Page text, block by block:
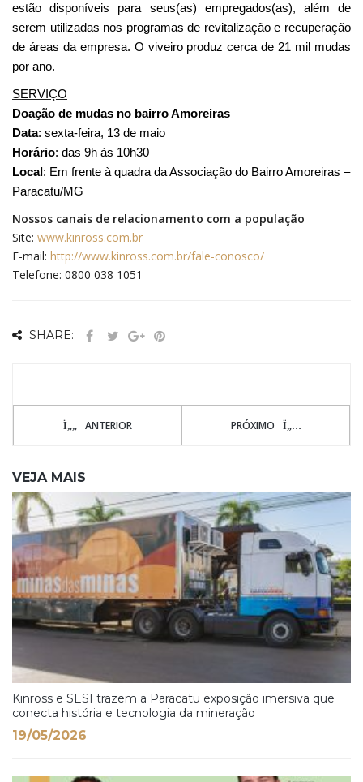
estão disponíveis para seus(as) empregados(as), além de
serem utilizadas nos programas de revitalização e recuperação
de áreas da empresa. O viveiro produz cerca de 21 mil mudas
por ano.
SERVIÇO
Doação de mudas no bairro Amoreiras
Data: sexta-feira, 13 de maio
Horário: das 9h às 10h30
Local : Em frente à quadra da Associação do Bairro Amoreiras –
Paracatu/MG
Nossos canais de relacionamento com a população
Site: www.kinross.com.br
E-mail: http://www.kinross.com.br/fale-conosco/
Telefone: 0800 038 1051
SHARE:
ANTERIOR PRÓXIMO
VEJA MAIS
Kinross e SESI trazem a Paracatu exposição imersiva que
conecta história e tecnologia da mineração
19/05/2026